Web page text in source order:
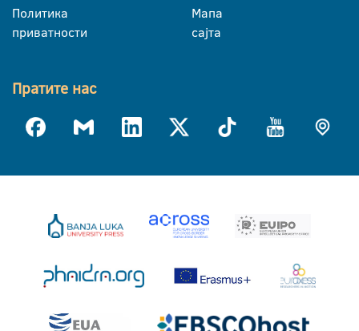
Политика
приватности
Мапа
сајта
Пратите нас